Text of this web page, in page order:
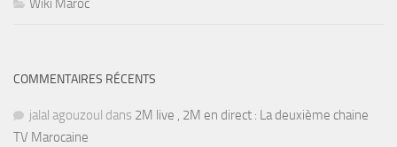
Wiki Maroc
COMMENTAIRES RÉCENTS
jalal agouzoul dans 2M live , 2M en direct : La deuxième chaine
TV Marocaine